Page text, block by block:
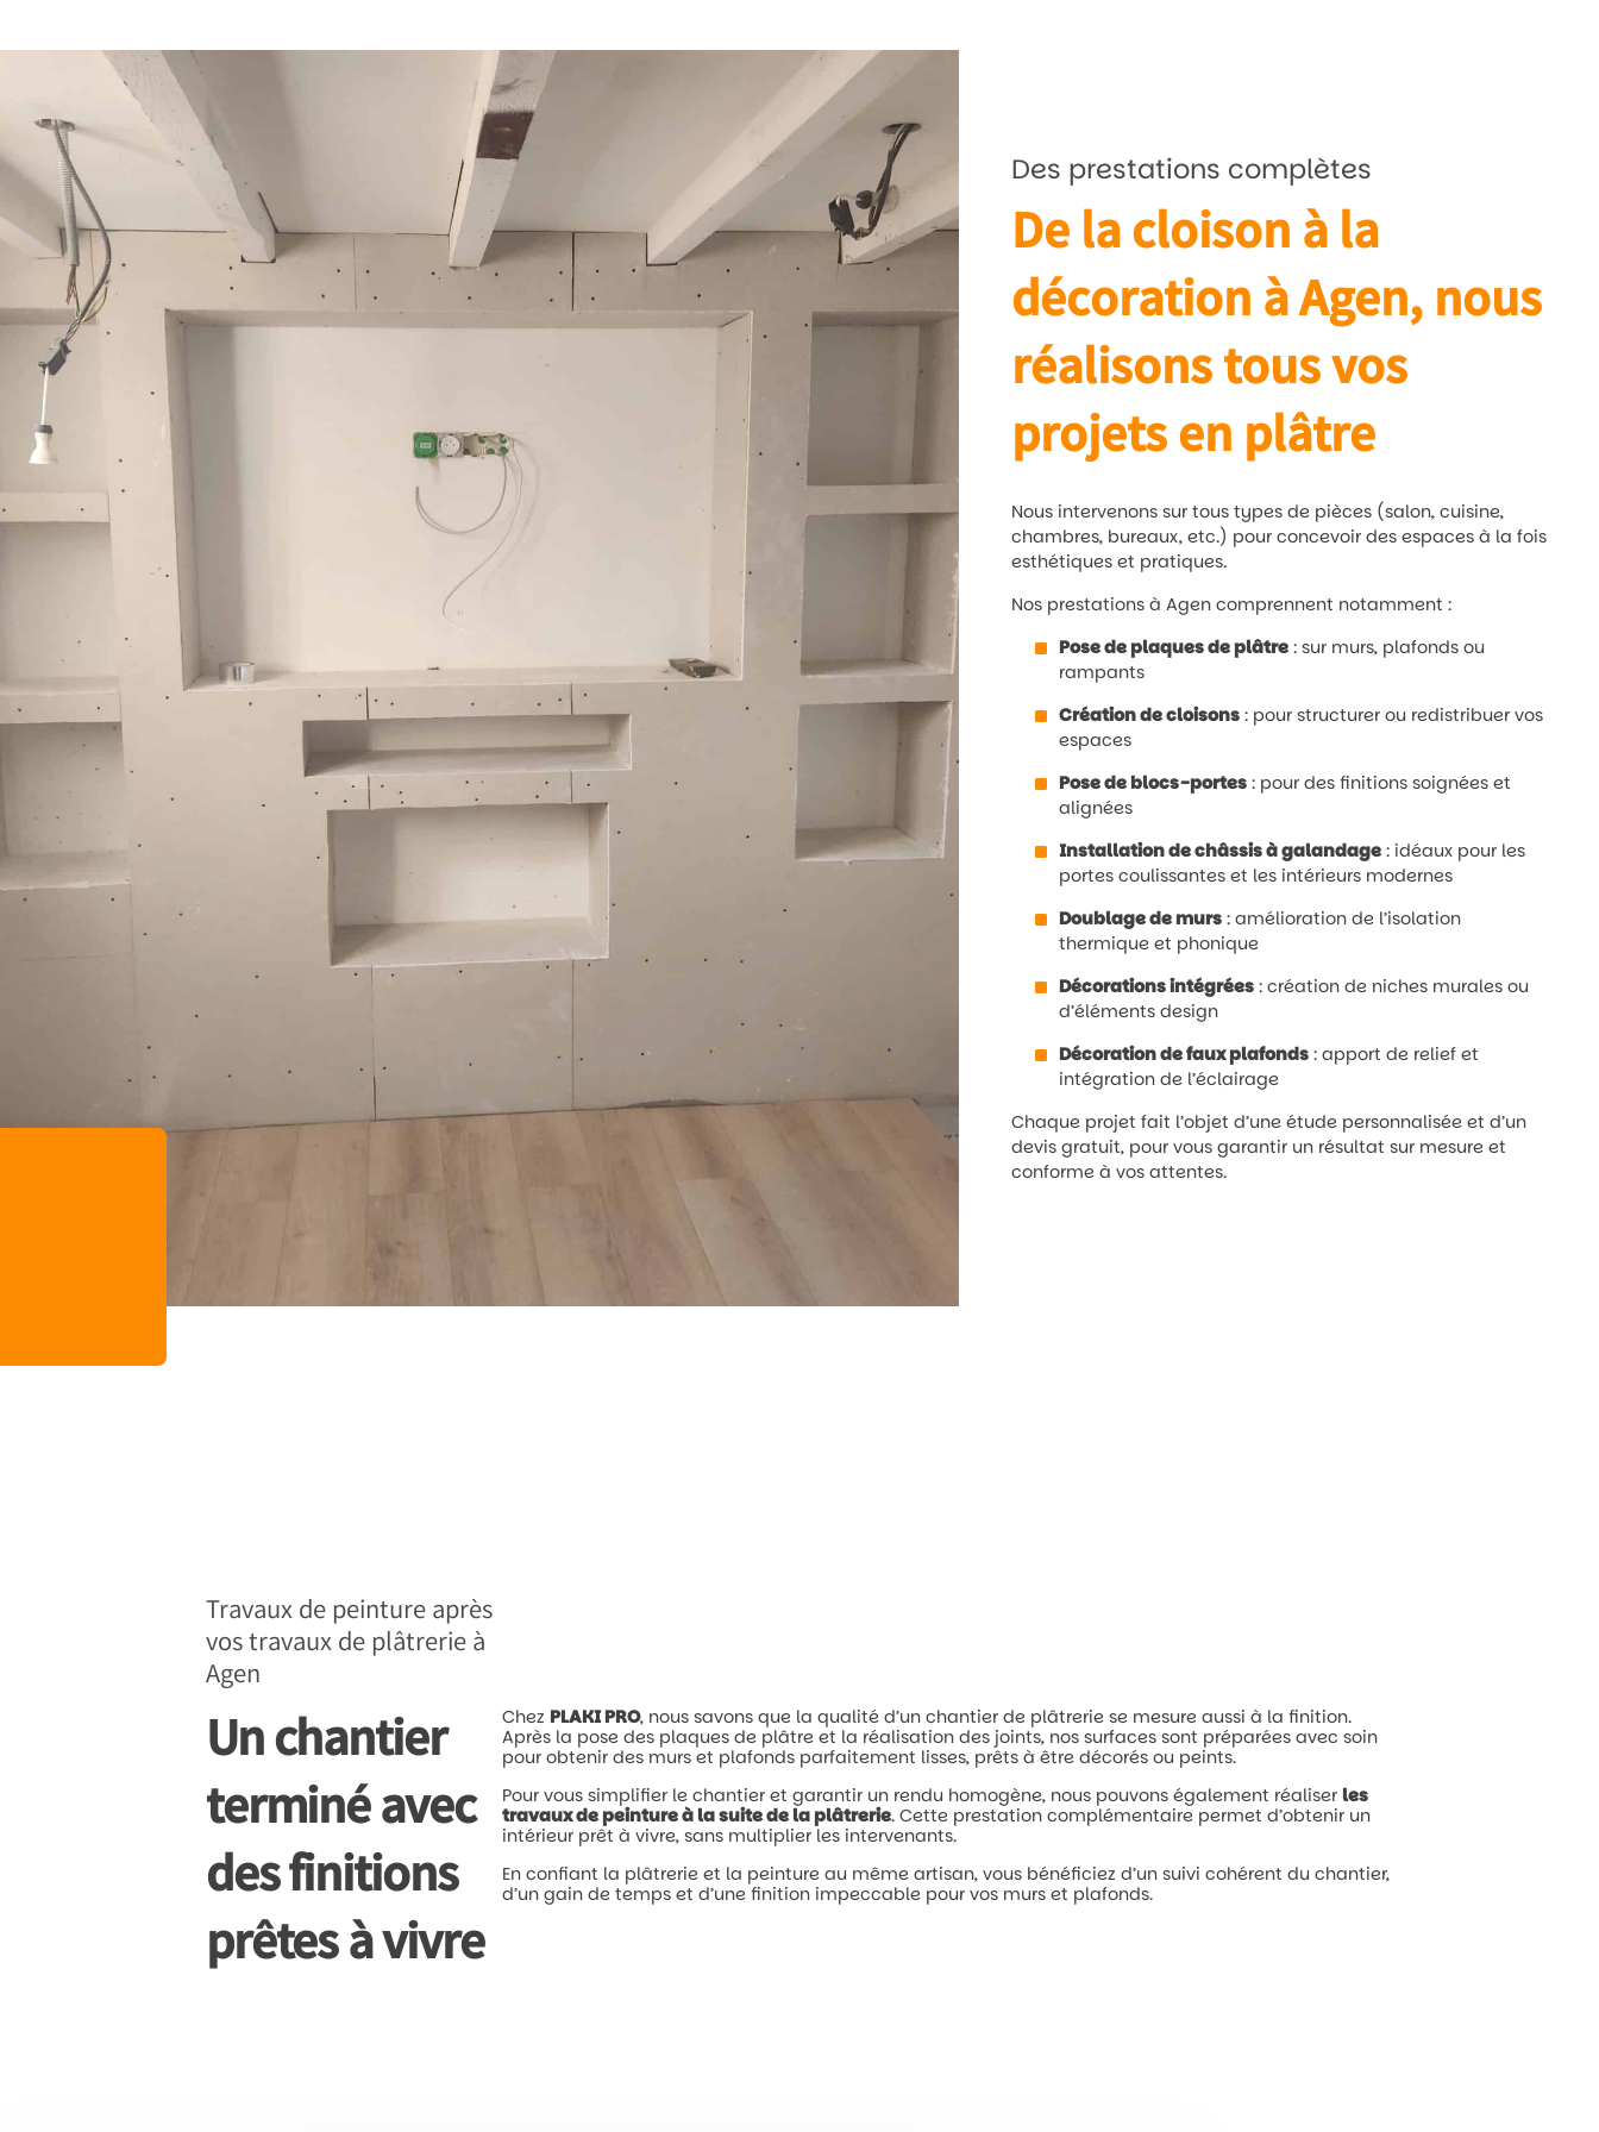
Des prestations complètes
De la cloison à la
décoration à Agen, nous
réalisons tous vos
projets en plâtre
Nous intervenons sur tous types de pièces (salon, cuisine,
chambres, bureaux, etc.) pour concevoir des espaces à la fois
esthétiques et pratiques.
Nos prestations à Agen comprennent notamment :
Pose de plaques de plâtre: sur murs, plafonds ou
rampants
Création de cloisons: pour structurer ou redistribuer vos
espaces
Pose de blocs-portes: pour des finitions soignées et
alignées
Installation de châssis à galandage: idéaux pour les
portes coulissantes et les intérieurs modernes
Doublage de murs: amélioration de l’isolation
thermique et phonique
Décorations intégrées: création de niches murales ou
d’éléments design
Décoration de faux plafonds: apport de relief et
intégration de l’éclairage
Chaque projet fait l’objet d’une étude personnalisée et d’un
devis gratuit, pour vous garantir un résultat sur mesure et
conforme à vos attentes.
Travaux de peinture après
vos travaux de plâtrerie à
Agen
Un chantier
terminé avec
des finitions
prêtes à vivre
Chez PLAKI PRO, noussavonsque laqualitéd’unchantierde plâtreriese mesureaussià lafinition.
Après la posedes plaquesde plâtreet la réalisationdes joints, nossurfacessont préparéesavecsoin
pourobtenirdes murset plafonds parfaitement lisses, prêtsàêtredécorésou peints.
Pourvoussimplifier lechantieretgarantir un rendu homogène, nous pouvonségalement réaliser les
travauxde peintureà lasuitede la plâtrerie.Cette prestationcomplémentaire permetd’obtenir un
intérieur prêtàvivre,sans multiplier les intervenants.
Enconfiant la plâtrerieet la peintureau mêmeartisan,vous bénéficiezd’unsuivicohérentduchantier,
d’ungaindetempsetd’unefinition impeccable pourvos murset plafonds.